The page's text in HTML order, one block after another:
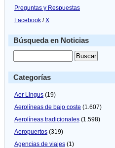
Preguntas y Respuestas
Facebook /X
Búsqueda en Noticias
Categorías
Aer Lingus (19)
Aerolíneas de bajo coste (1.607)
Aerolíneas tradicionales (1.598)
Aeropuertos (319)
Agencias de viajes (1)